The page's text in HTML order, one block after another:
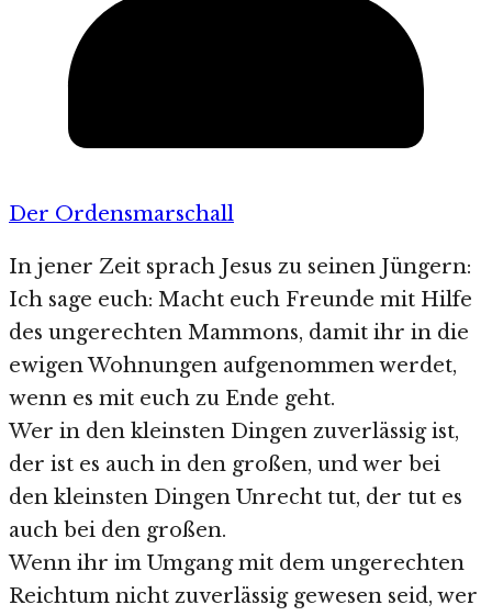
Der Ordensmarschall
In jener Zeit sprach Jesus zu seinen Jüngern:
Ich sage euch: Macht euch Freunde mit Hilfe
des ungerechten Mammons, damit ihr in die
ewigen Wohnungen aufgenommen werdet,
wenn es mit euch zu Ende geht.
Wer in den kleinsten Dingen zuverlässig ist,
der ist es auch in den großen, und wer bei
den kleinsten Dingen Unrecht tut, der tut es
auch bei den großen.
Wenn ihr im Umgang mit dem ungerechten
Reichtum nicht zuverlässig gewesen seid, wer